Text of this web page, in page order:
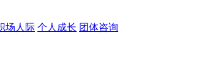
场人际 个人成长 团体咨询